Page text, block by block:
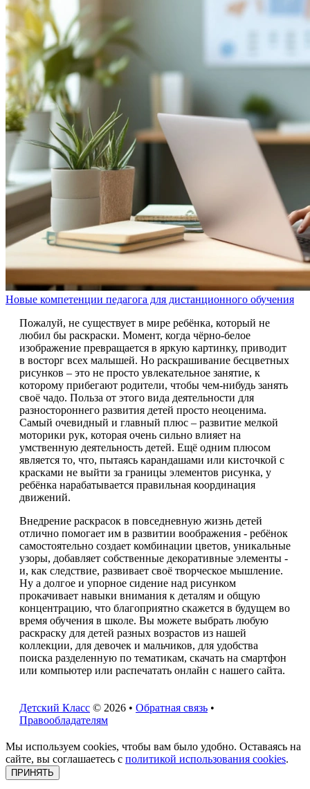
Новые компетенции педагога для дистанционного обучения
Пожалуй, не существует в мире ребёнка, который не
любил бы раскраски. Момент, когда чёрно-белое
изображение превращается в яркую картинку, приводит
в восторг всех малышей. Но раскрашивание бесцветных
рисунков – это не просто увлекательное занятие, к
которому прибегают родители, чтобы чем-нибудь занять
своё чадо. Польза от этого вида деятельности для
разностороннего развития детей просто неоценима.
Самый очевидный и главный плюс – развитие мелкой
моторики рук, которая очень сильно влияет на
умственную деятельность детей. Ещё одним плюсом
является то, что, пытаясь карандашами или кисточкой с
красками не выйти за границы элементов рисунка, у
ребёнка нарабатывается правильная координация
движений.
Внедрение раскрасок в повседневную жизнь детей
отлично помогает им в развитии воображения - ребёнок
самостоятельно создает комбинации цветов, уникальные
узоры, добавляет собственные декоративные элементы -
и, как следствие, развивает своё творческое мышление.
Ну а долгое и упорное сидение над рисунком
прокачивает навыки внимания к деталям и общую
концентрацию, что благоприятно скажется в будущем во
время обучения в школе. Вы можете выбрать любую
раскраску для детей разных возрастов из нашей
коллекции, для девочек и мальчиков, для удобства
поиска разделенную по тематикам, скачать на смартфон
или компьютер или распечатать онлайн с нашего сайта.
Детский Класс © 2026 • Обратная связь •
Правообладателям
Мы используем cookies, чтобы вам было удобно. Оставаясь на
сайте, вы соглашаетесь с политикой использования cookies.
ПРИНЯТЬ